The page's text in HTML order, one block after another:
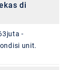
di
-
unit.